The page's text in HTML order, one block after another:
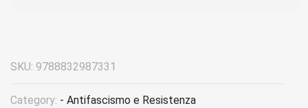
SKU: 9788832987331
Category: - Antifascismo e Resistenza